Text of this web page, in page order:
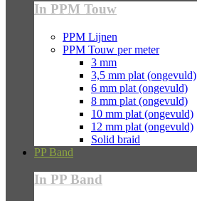
In PPM Touw
PPM Lijnen
PPM Touw per meter
3 mm
3,5 mm plat (ongevuld)
6 mm plat (ongevuld)
8 mm plat (ongevuld)
10 mm plat (ongevuld)
12 mm plat (ongevuld)
Solid braid
PP Band
In PP Band